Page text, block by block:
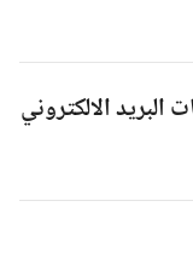
الالكتروني